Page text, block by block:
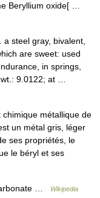
Beryllium oxide[ …
steel gray, bivalent,
are sweet: used
in springs,
wt.: 9.0122; at …
métallique de
un métal gris, léger
ses propriétés, le
le béryl et ses
… Wikipedia